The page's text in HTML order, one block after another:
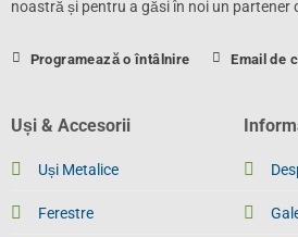
noastră și pentru a găsi în noi un partener
Programează o întâlnire Email de
Uși & Accesorii
Uși Metalice
Ferestre